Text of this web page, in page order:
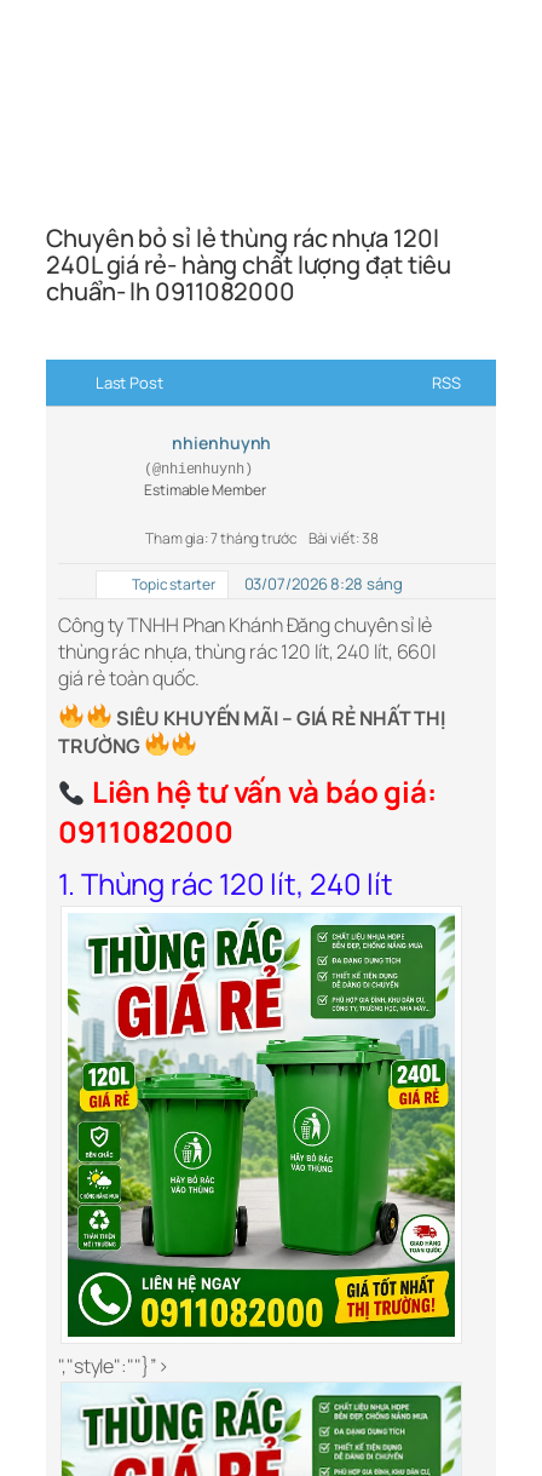
Chuyên bỏ sỉ lẻ thùng rác nhựa 120l
240L giá rẻ- hàng chất lượng đạt tiêu
chuẩn- lh 0911082000
Last Post RSS
nhienhuynh
(@nhienhuynh)
Estimable Member
Tham gia: 7 tháng trước Bài viết: 38
Topic starter 03/07/2026 8:28 sáng
Công ty TNHH Phan Khánh Đăng chuyên sỉ lẻ
thùng rác nhựa, thùng rác 120 lít, 240 lít, 660l
giá rẻ toàn quốc.
SIÊU KHUYẾN MÃI – GIÁ RẺ NHẤT THỊ
TRƯỜNG
Liên hệ tư vấn và báo giá:
0911082000
1. Thùng rác 120 lít, 240 lít
","style":""}”>